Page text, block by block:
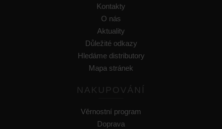
Kontakty
O nás
Aktuality
Důležité odkazy
Hledáme distributory
Mapa stránek
NAKUPOVÁNÍ
Věrnostní program
Doprava